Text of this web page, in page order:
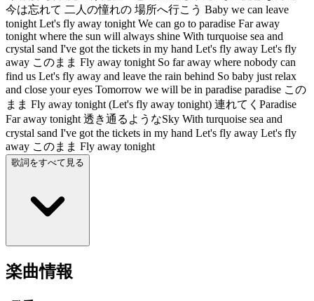
今は忘れて 二人の憧れの 場所へ行こう Baby we can leave
tonight Let's fly away tonight We can go to paradise Far away
tonight where the sun will always shine With turquoise sea and
crystal sand I've got the tickets in my hand Let's fly away Let's fly
away このまま Fly away tonight So far away where nobody can
find us Let's fly away and leave the rain behind So baby just relax
and close your eyes Tomorrow we will be in paradise paradise この
まま Fly away tonight (Let's fly away tonight) 連れてくParadise
Far away tonight 透き通るようなSky With turquoise sea and
crystal sand I've got the tickets in my hand Let's fly away Let's fly
away このまま Fly away tonight
歌詞をすべて見る
楽曲情報